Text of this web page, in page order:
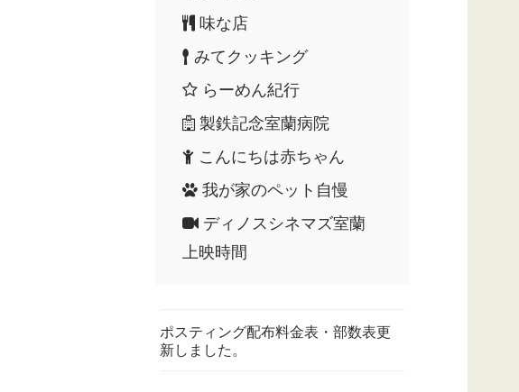
味な店
みてクッキング
らーめん紀行
製鉄記念室蘭病院
こんにちは赤ちゃん
我が家のペット自慢
ディノスシネマズ室蘭
上映時間
ポスティング配布料金表・部数表更
新しました。